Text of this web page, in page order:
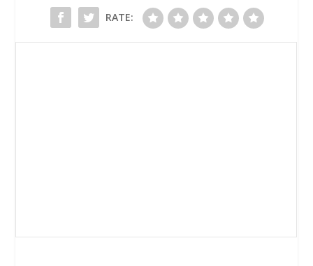
RATE: